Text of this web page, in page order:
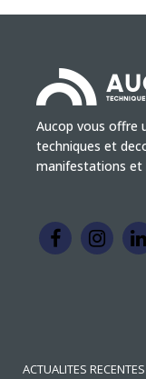
Aucop vous offre
techniques et
manifestations et
ACTUALITES RECENTES